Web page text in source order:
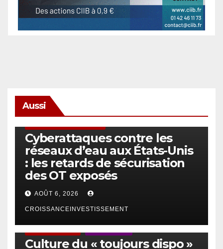
Aussi
Cyberattaques contre les
réseaux d’eau aux États-Unis
: les retards de sécurisation
des OT exposés
AOÛT 6, 2026
CROISSANCEINVESTISSEMENT
Culture du « toujours dispo »